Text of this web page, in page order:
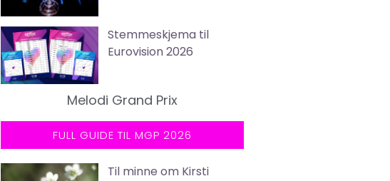
Stemmeskjema til
Eurovision 2026
Melodi Grand Prix
FULL GUIDE TIL MGP 2026
Til minne om Kirsti